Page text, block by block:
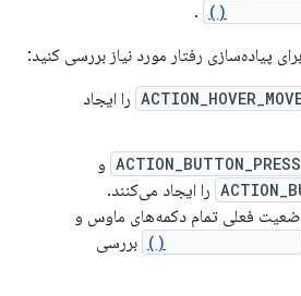
.
پیاده‌سازی رفتار مورد نیاز بررسی کنید:
را ایجاد
ACTION_BUTTON_PRESS و
را ایجاد می‌کنند.
فعلی تمام دکمه‌های ماوس و
بررسی